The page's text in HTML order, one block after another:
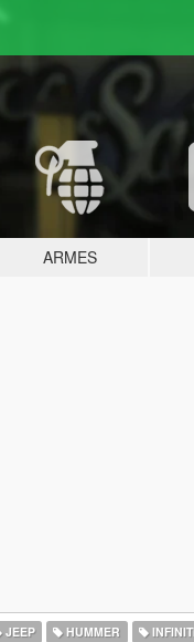
ARMES
JEEP HUMMER